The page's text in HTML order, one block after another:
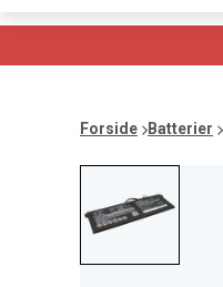
Forside Batterier